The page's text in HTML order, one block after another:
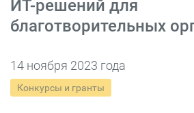
ИТ-решений для
благотворительных
14 ноября 2023 года
Конкурсы и гранты